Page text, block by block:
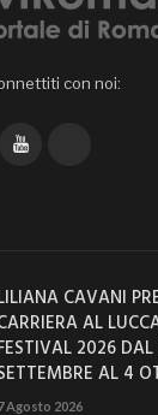
con noi:
YouTube
CAVANI
AL
2026
AL 4
Agosto 2026